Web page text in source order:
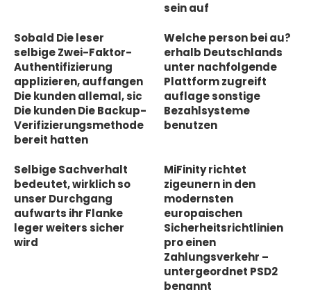
sein auf
Sobald Die leser
selbige Zwei-Faktor-
Authentifizierung
applizieren, auffangen
Die kunden allemal, sic
Die kunden Die Backup-
Verifizierungsmethode
bereit hatten
Welche person bei au?
erhalb Deutschlands
unter nachfolgende
Plattform zugreift
auflage sonstige
Bezahlsysteme
benutzen
Selbige Sachverhalt
bedeutet, wirklich so
unser Durchgang
aufwarts ihr Flanke
leger weiters sicher
wird
MiFinity richtet
zigeunern in den
modernsten
europaischen
Sicherheitsrichtlinien
pro einen
Zahlungsverkehr –
untergeordnet PSD2
benannt